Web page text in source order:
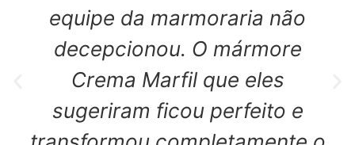
equipe da marmoraria não
decepcionou. O mármore
Crema Marfil que eles
sugeriram ficou perfeito e